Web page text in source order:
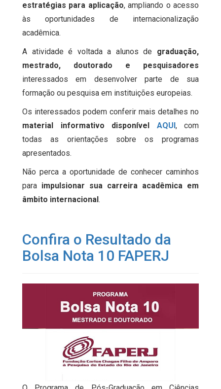
estratégias para aplicação, ampliando o acesso
às oportunidades de internacionalização
acadêmica.
A atividade é voltada a alunos de graduação,
mestrado, doutorado e pesquisadores
interessados em desenvolver parte de sua
formação ou pesquisa em instituições europeias.
Os interessados podem conferir mais detalhes no
material informativo disponível AQUI , com
todas as orientações sobre os programas
apresentados.
Não perca a oportunidade de conhecer caminhos
para impulsionar sua carreira acadêmica em
âmbito internacional .
Confira o Resultado da
Bolsa Nota 10 FAPERJ